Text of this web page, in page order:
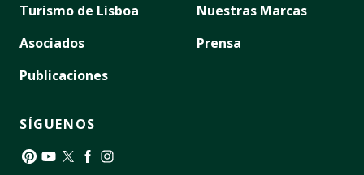
Turismo de Lisboa
Asociados
Publicaciones
Nuestras Marcas
Prensa
SÍGUENOS